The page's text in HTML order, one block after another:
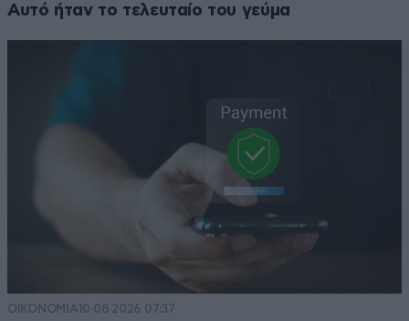
Αυτό ήταν το τελευταίο του γεύμα
ΟΙΚΟΝΟΜΙΑ10·08·2026 07:37